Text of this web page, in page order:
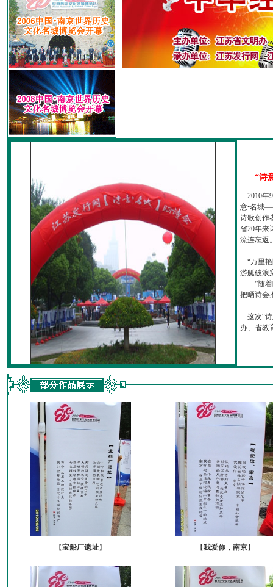
“诗
2010年
意•名城
诗歌创作
省20年来
流连忘返
“万里艳
游艇破浪
……”随着
把晒诗会
这次“诗
办、省教
【宝船厂遗址】 【我爱你，南京】